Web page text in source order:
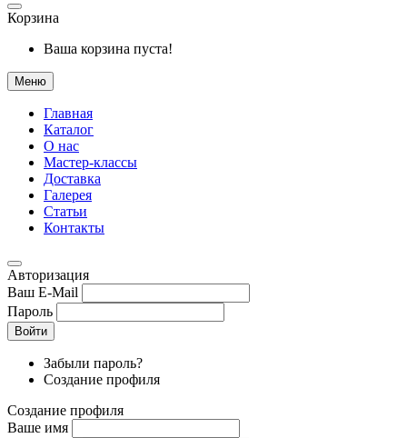
Корзина
Ваша корзина пуста!
Меню
Главная
Каталог
О нас
Мастер-классы
Доставка
Галерея
Статьи
Контакты
Авторизация
Ваш E-Mail
Пароль
Войти
Забыли пароль?
Создание профиля
Создание профиля
Ваше имя